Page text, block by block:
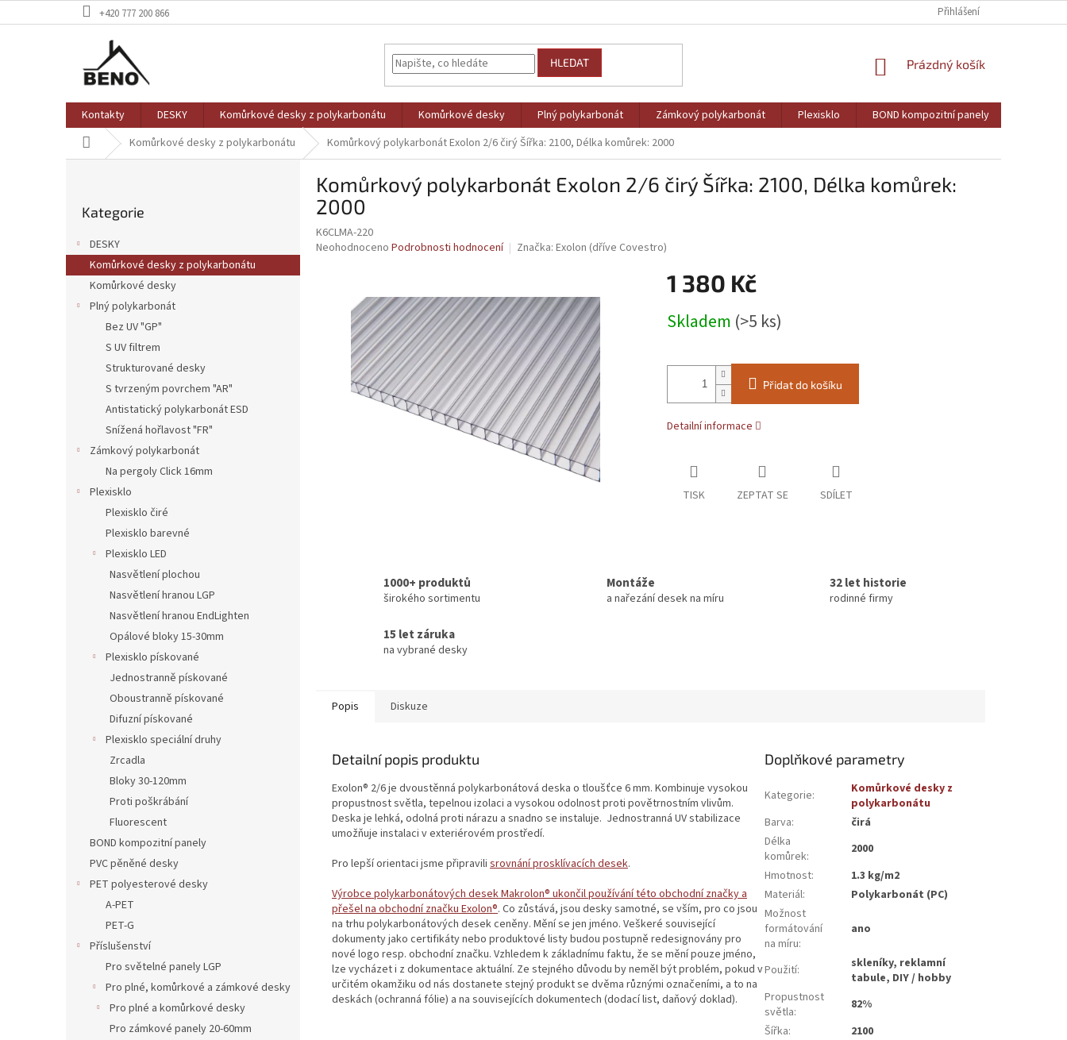
na
+420 777 200 866 Přihlášení
HLEDAT
NÁKUPNÍ
Prázdný košík
Kontakty DESKY Komůrkové desky z polykarbonátu Komůrkové desky Plný polykarbonát Zámkový polykarbonát Plexisklo BOND kompozitní panely
Domů Komůrkové desky z polykarbonátu Komůrkový polykarbonát Exolon 2/6 čirý Šířka: 2100, Délka komůrek: 2000
a
n
kategorie
Kategorie
DESKY
Komůrkové desky z polykarbonátu
Komůrkové desky
Plný polykarbonát
Bez UV "GP"
S UV filtrem
Strukturované desky
S tvrzeným povrchem "AR"
Antistatický polykarbonát ESD
Snížená hořlavost "FR"
Zámkový polykarbonát
Na pergoly Click 16mm
Plexisklo
Plexisklo čiré
Plexisklo barevné
Plexisklo LED
Nasvětlení plochou
Nasvětlení hranou LGP
Nasvětlení hranou EndLighten
Opálové bloky 15-30mm
Plexisklo pískované
Jednostranně pískované
Oboustranně pískované
Difuzní pískované
Plexisklo speciální druhy
Zrcadla
Bloky 30-120mm
Proti poškrábání
Fluorescent
BOND kompozitní panely
PVC pěněné desky
PET polyesterové desky
A-PET
PET-G
Příslušenství
Pro světelné panely LGP
Pro plné, komůrkové a zámkové desky
Pro plné a komůrkové desky
Pro zámkové panely 20-60mm
Komůrkový polykarbonát Exolon 2/6 čirý Šířka: 2100, Délka komůrek:
2000
K6CLMA-220
Průměrné
hvězdiček.
Neohodnoceno Podrobnosti hodnocení Značka: Exolon (dříve Covestro)
1 380 Kč
cena:
Skladem (>5 ks)
Přidat do košíku
Detailní informace
TISK ZEPTAT SE SDÍLET
1000+ produktů
širokého sortimentu
Montáže
a nařezání desek na míru
32 let historie
rodinné firmy
15 let záruka
na vybrané desky
Popis Diskuze
Detailní popis produktu
Exolon® 2/6 je dvoustěnná polykarbonátová deska o tloušťce 6 mm. Kombinuje vysokou
propustnost světla, tepelnou izolaci a vysokou odolnost proti povětrnostním vlivům.
Deska je lehká, odolná proti nárazu a snadno se instaluje. Jednostranná UV stabilizace
umožňuje instalaci v exteriérovém prostředí.
Pro lepší orientaci jsme připravili srovnání prosklívacích desek.
Výrobce polykarbonátových desek Makrolon® ukončil používání této obchodní značky a
přešel na obchodní značku Exolon®. Co zůstává, jsou desky samotné, se vším, pro co jsou
na trhu polykarbonátových desek ceněny. Mění se jen jméno. Veškeré související
dokumenty jako certifikáty nebo produktové listy budou postupně redesignovány pro
nové logo resp. obchodní značku. Vzhledem k základnímu faktu, že se mění pouze jméno,
lze vycházet i z dokumentace aktuální. Ze stejného důvodu by neměl být problém, pokud v
určitém okamžiku od nás dostanete stejný produkt se dvěma různými označeními, a to na
deskách (ochranná fólie) a na souvisejících dokumentech (dodací list, daňový doklad).
Doplňkové parametry
Kategorie:
Komůrkové desky z
polykarbonátu
Barva:
čirá
Délka
komůrek:
2000
Hmotnost:
1.3 kg/m2
Materiál:
Polykarbonát (PC)
Možnost
formátování
na míru:
ano
Použití:
skleníky, reklamní
tabule, DIY / hobby
Propustnost
světla:
82%
Šířka:
2100